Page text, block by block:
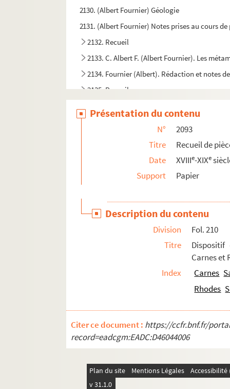
2130. (Albert Fournier) Géologie
2131. (Albert Fournier) Notes prises au cours
2132. Recueil
2133. C. Albert F. (Albert Fournier). Les
2134. Fournier (Albert). Rédaction et notes
2135. Recueil
Présentation du contenu
N°
2093
Titre
Recueil de
Date
XVIIIe-XIXe
Support
Papier
Description du contenu
Division
Fol. 210
Titre
Carnes et
Index
Carnes
Rhodes
Citer ce document : https://ccfr.bnf.fr/
record=eadcgm:EADC:D46044006
Plan du site Mentions Légales
v 31.1.0